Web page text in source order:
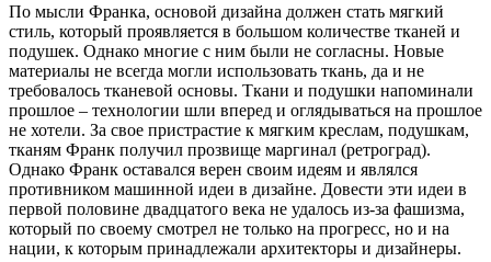
По мысли Франка, основой дизайна должен стать мягкий
стиль, который проявляется в большом количестве тканей и
подушек. Однако многие с ним были не согласны. Новые
материалы не всегда могли использовать ткань, да и не
требовалось тканевой основы. Ткани и подушки напоминали
прошлое – технологии шли вперед и оглядываться на прошлое
не хотели. За свое пристрастие к мягким креслам, подушкам,
тканям Франк получил прозвище маргинал (ретроград).
Однако Франк оставался верен своим идеям и являлся
противником машинной идеи в дизайне. Довести эти идеи в
первой половине двадцатого века не удалось из-за фашизма,
который по своему смотрел не только на прогресс, но и на
нации, к которым принадлежали архитекторы и дизайнеры.